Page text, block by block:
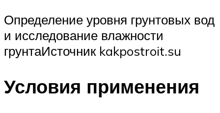
Определение уровня грунтовых вод
и исследование влажности
грунтаИсточник kakpostroit.su
Условия применения